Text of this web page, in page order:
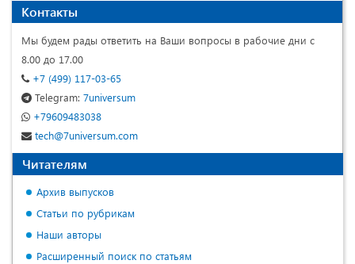
Контакты
Мы будем рады ответить на Ваши вопросы в рабочие дни с
8.00 до 17.00
+7 (499) 117-03-65
Telegram: 7universum
+79609483038
tech@7universum.com
Читателям
Архив выпусков
Статьи по рубрикам
Наши авторы
Расширенный поиск по статьям